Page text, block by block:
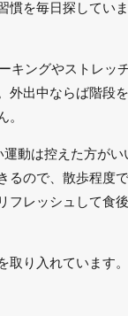
を毎日探してい
ングやストレッ
出中ならば階段
。
動は控えた方が
ので、散歩程度
レッシュして食
り入れています